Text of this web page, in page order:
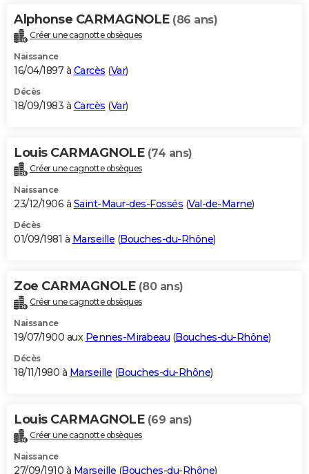
Alphonse CARMAGNOLE (86 ans)
Créer une cagnotte obsèques
Naissance
16/04/1897 à Carcès (Var)
Décès
18/09/1983 à Carcès (Var)
Louis CARMAGNOLE (74 ans)
Créer une cagnotte obsèques
Naissance
23/12/1906 à Saint-Maur-des-Fossés (Val-de-Marne)
Décès
01/09/1981 à Marseille (Bouches-du-Rhône)
Zoe CARMAGNOLE (80 ans)
Créer une cagnotte obsèques
Naissance
19/07/1900 aux Pennes-Mirabeau (Bouches-du-Rhône)
Décès
18/11/1980 à Marseille (Bouches-du-Rhône)
Louis CARMAGNOLE (69 ans)
Créer une cagnotte obsèques
Naissance
27/09/1910 à Marseille (Bouches-du-Rhône)